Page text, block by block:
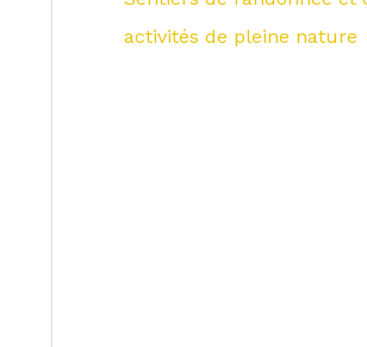
activités de pleine nature